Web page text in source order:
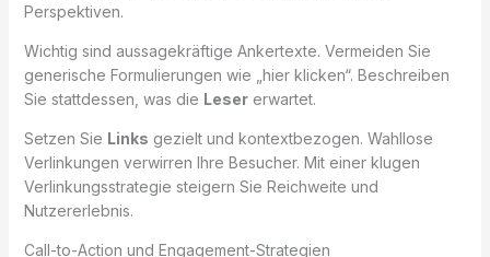
Perspektiven.
Wichtig sind aussagekräftige Ankertexte. Vermeiden Sie
generische Formulierungen wie „hier klicken“. Beschreiben
Sie stattdessen, was die Lesererwartet.
Setzen Sie Links gezielt und kontextbezogen. Wahllose
Verlinkungen verwirren Ihre Besucher. Mit einer klugen
Verlinkungsstrategie steigern Sie Reichweite und
Nutzererlebnis.
Call-to-Action und Engagement-Strategien